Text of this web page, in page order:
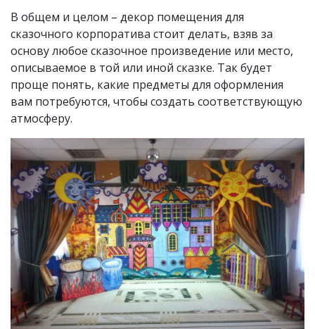
В общем и целом – декор помещения для
сказочного корпоратива стоит делать, взяв за
основу любое сказочное произведение или место,
описываемое в той или иной сказке. Так будет
проще понять, какие предметы для оформления
вам потребуются, чтобы создать соответствующую
атмосферу.